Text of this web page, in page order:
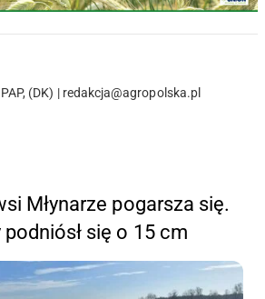
(DK) | redakcja@agropolska.pl
Młynarze pogarsza się.
się o 15 cm